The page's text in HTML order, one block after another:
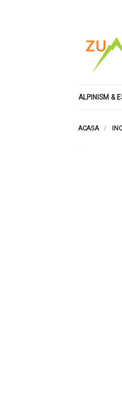
ALPINISM &
ACASA